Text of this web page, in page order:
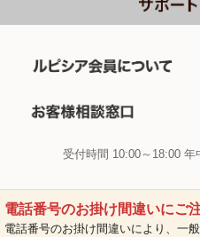
受付時間 10:00～18:00 年
電話番号のお掛け間違いにご
電話番号のお掛け間違いにより、一